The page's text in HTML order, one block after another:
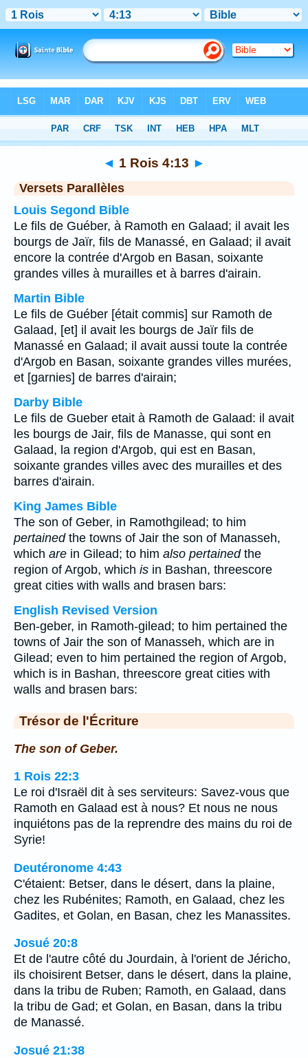
Chapitre 4> Verset 13
◄ 1 Rois 4:13 ►
Versets Parallèles
Louis Segond Bible
Le fils de Guéber, à Ramoth en Galaad; il avait les
bourgs de Jaïr, fils de Manassé, en Galaad; il avait
encore la contrée d'Argob en Basan, soixante
grandes villes à murailles et à barres d'airain.
Martin Bible
Le fils de Guéber [était commis] sur Ramoth de
Galaad, [et] il avait les bourgs de Jaïr fils de
Manassé en Galaad; il avait aussi toute la contrée
d'Argob en Basan, soixante grandes villes murées,
et [garnies] de barres d'airain;
Darby Bible
Le fils de Gueber etait à Ramoth de Galaad: il avait
les bourgs de Jair, fils de Manasse, qui sont en
Galaad, la region d'Argob, qui est en Basan,
soixante grandes villes avec des murailles et des
barres d'airain.
King James Bible
The son of Geber, in Ramothgilead; to him
pertainedthe towns of Jair the son of Manasseh,
which are in Gilead; to him also pertainedthe
region of Argob, which is in Bashan, threescore
great cities with walls and brasen bars:
English Revised Version
Ben-geber, in Ramoth-gilead; to him pertained the
towns of Jair the son of Manasseh, which are in
Gilead; even to him pertained the region of Argob,
which is in Bashan, threescore great cities with
walls and brasen bars:
Trésor de l'Écriture
The son of Geber.
1 Rois 22:3
Le roi d'Israël dit à ses serviteurs: Savez-vous que
Ramoth en Galaad est à nous? Et nous ne nous
inquiétons pas de la reprendre des mains du roi de
Syrie!
Deutéronome 4:43
C'étaient: Betser, dans le désert, dans la plaine,
chez les Rubénites; Ramoth, en Galaad, chez les
Gadites, et Golan, en Basan, chez les Manassites.
Josué 20:8
Et de l'autre côté du Jourdain, à l'orient de Jéricho,
ils choisirent Betser, dans le désert, dans la plaine,
dans la tribu de Ruben; Ramoth, en Galaad, dans
la tribu de Gad; et Golan, en Basan, dans la tribu
de Manassé.
Josué 21:38